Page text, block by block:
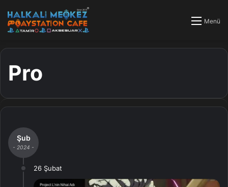
Menü
Pro
Şub
- 2024 -
26 Şubat